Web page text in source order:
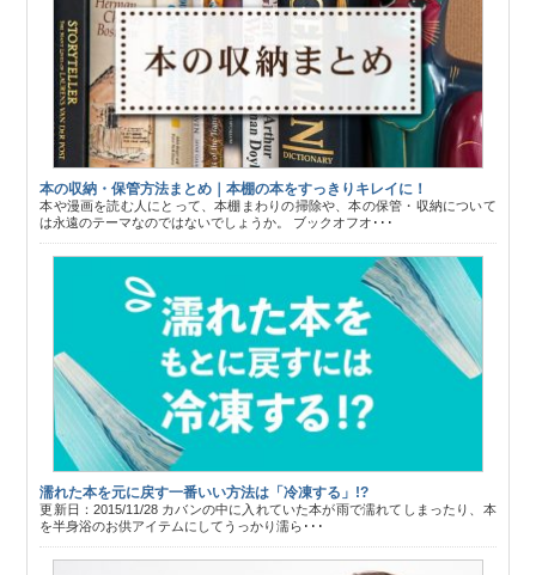
本の収納・保管方法まとめ｜本棚の本をすっきりキレイに！
本や漫画を読む人にとって、本棚まわりの掃除や、本の保管・収納について
は永遠のテーマなのではないでしょうか。 ブックオフオ･･･
濡れた本を元に戻す一番いい方法は「冷凍する」!?
更新日：2015/11/28 カバンの中に入れていた本が雨で濡れてしまったり、本
を半身浴のお供アイテムにしてうっかり濡ら･･･